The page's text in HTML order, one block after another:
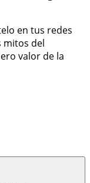
en tus redes
mitos del
valor de la